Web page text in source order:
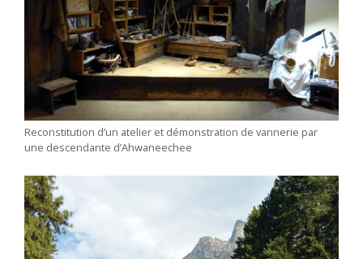
Reconstitution d’un atelier et démonstration de vannerie par
une descendante d’Ahwaneechee